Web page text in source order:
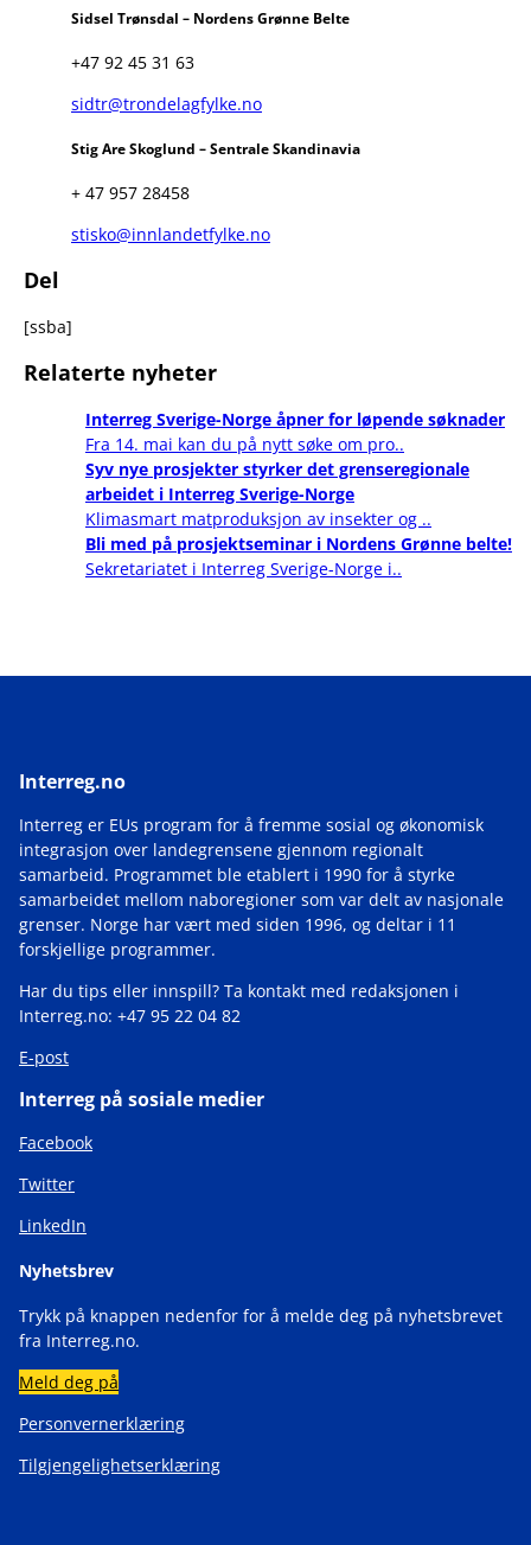
Sidsel Trønsdal – Nordens Grønne Belte
+47 92 45 31 63
sidtr@trondelagfylke.no
Stig Are Skoglund – Sentrale Skandinavia
+ 47 957 28458
stisko@innlandetfylke.no
Del
[ssba]
Relaterte nyheter
Interreg Sverige-Norge åpner for løpende søknader
Fra 14. mai kan du på nytt søke om pro..
Syv nye prosjekter styrker det grenseregionale
arbeidet i Interreg Sverige-Norge
Klimasmart matproduksjon av insekter og ..
Bli med på prosjektseminar i Nordens Grønne belte!
Sekretariatet i Interreg Sverige-Norge i..
Interreg.no
Interreg er EUs program for å fremme sosial og økonomisk
integrasjon over landegrensene gjennom regionalt
samarbeid. Programmet ble etablert i 1990 for å styrke
samarbeidet mellom naboregioner som var delt av nasjonale
grenser. Norge har vært med siden 1996, og deltar i 11
forskjellige programmer.
Har du tips eller innspill? Ta kontakt med redaksjonen i
Interreg.no: +47 95 22 04 82
E-post
Interreg på sosiale medier
Facebook
Twitter
LinkedIn
Nyhetsbrev
Trykk på knappen nedenfor for å melde deg på nyhetsbrevet
fra Interreg.no.
Meld deg på
Personvernerklæring
Tilgjengelighetserklæring